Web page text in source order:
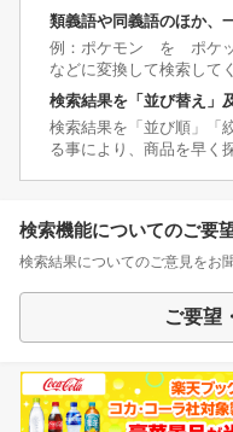
類義語や同義語のほか、
例：ポケモン を ポケッ
などに変換して検索して
検索結果を「並び替え」
検索結果を「並び順」「
る事により、商品を早く
検索機能についてのご要
検索結果についてのご意見をお
ご要望